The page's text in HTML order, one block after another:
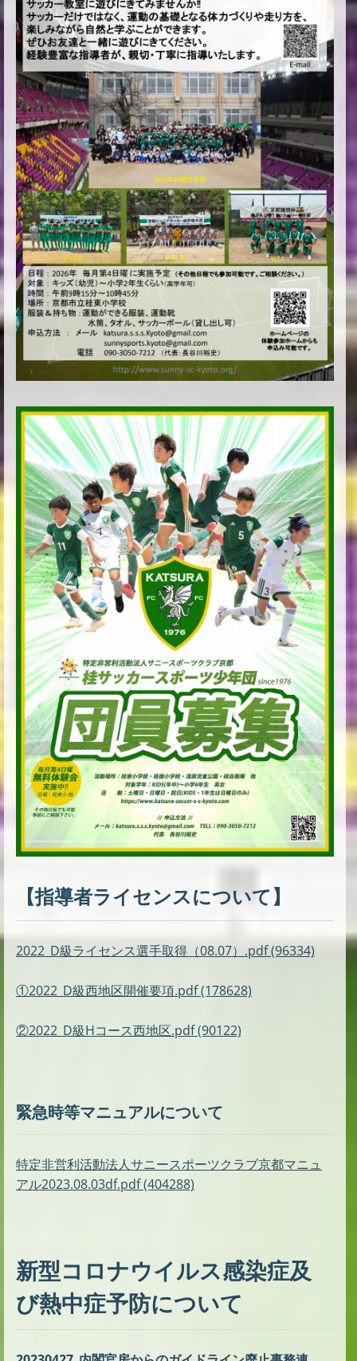
【指導者ライセンスについて】
2022_D級ライセンス選手取得（08.07）.pdf (96334)
①2022_D級西地区開催要項.pdf (178628)
②2022_D級Hコース西地区.pdf (90122)
緊急時等マニュアルについて
特定非営利活動法人サニースポーツクラブ京都マニュ
アル2023.08.03df.pdf (404288)
新型コロナウイルス感染症及
び熱中症予防について